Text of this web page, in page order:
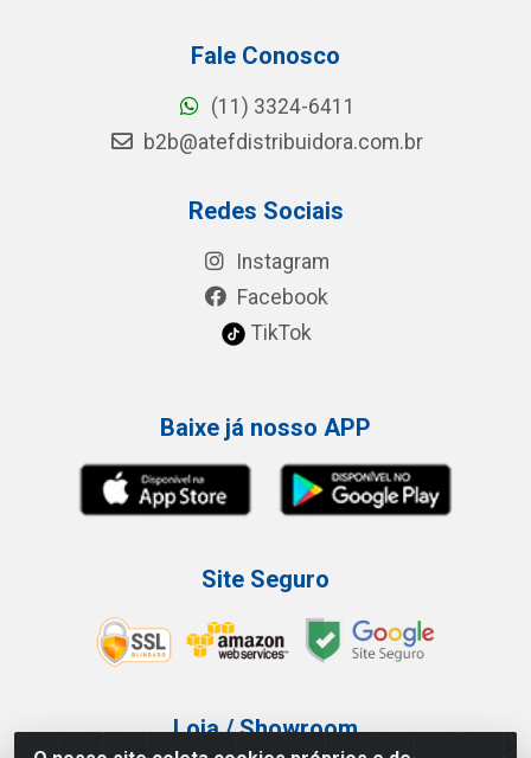
Fale Conosco
(11) 3324-6411
b2b@atefdistribuidora.com.br
Redes Sociais
Instagram
Facebook
TikTok
Baixe já nosso APP
Site Seguro
Loja / Showroom